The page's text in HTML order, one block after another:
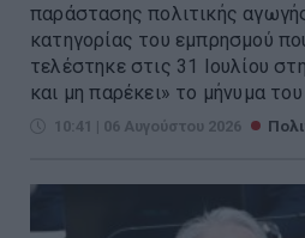
παράστασης πολιτικής
κατηγορίας του εμπρησμού
τελέστηκε στις 31 Ιουλίου
και μη παρέκει» το μήνυμα
10:41 | 06 Αυγούστου 2026